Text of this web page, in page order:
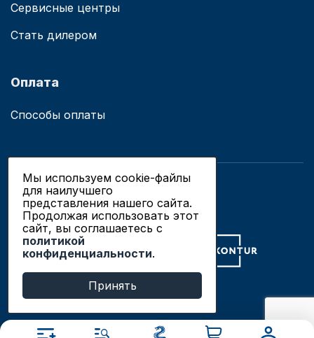
Сервисные центры
Стать дилером
Оплата
Способы оплаты
© 2019 - 2026 ООО «Сианово»
Политика конфиденциальности
Разработка сайтов в Новосибирске
Продвижение сайтов
Мы используем cookie-файлы
для наилучшего
представления нашего сайта.
Продолжая использовать этот
сайт, вы соглашаетесь c
политикой
конфиденциальности.
Принять